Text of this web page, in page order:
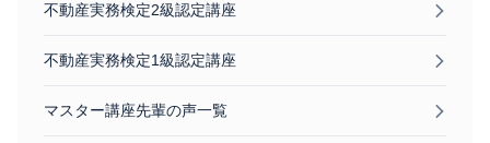
不動産実務検定2級認定講座
不動産実務検定1級認定講座
マスター講座先輩の声一覧